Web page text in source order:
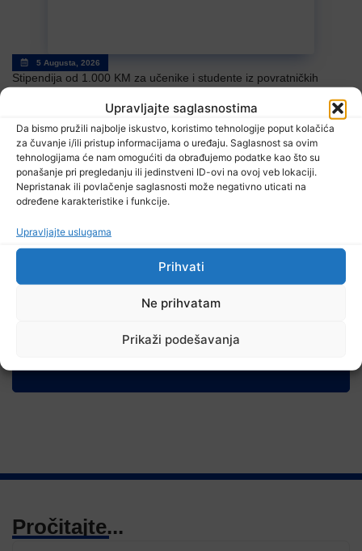
Upravljajte saglasnostima
Da bismo pružili najbolje iskustvo, koristimo tehnologije poput kolačića
za čuvanje i/ili pristup informacijama o uređaju. Saglasnost sa ovim
tehnologijama će nam omogućiti da obrađujemo podatke kao što su
ponašanje pri pregledanju ili jedinstveni ID-ovi na ovoj veb lokaciji.
Nepristanak ili povlačenje saglasnosti može negativno uticati na
određene karakteristike i funkcije.
Upravljajte uslugama
Prihvati
Ne prihvatam
Prikaži podešavanja
5 Augusta, 2026
Stipendija od 1.000 KM za učenike i studente iz povratničkih
sredina
Julske penzije uvećane za 3,5 %
Pročitajte...